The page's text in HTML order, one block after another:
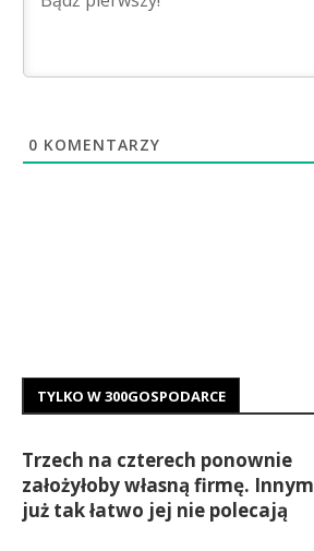
0 KOMENTARZY
TYLKO W 300GOSPODARCE
Trzech na czterech ponownie
założyłoby własną firmę. Innym
już tak łatwo jej nie polecają